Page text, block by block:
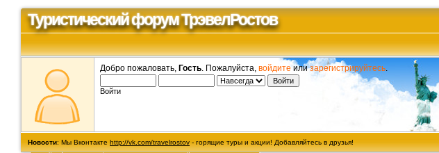
Туристический форум ТрэвелРостов
Добро пожаловать, Гость . Пожалуйста, войдитеилизарегистрируйтесь
Войти
Новости: Мы Вконтакте http://vk.com/travelrostov - горящие туры и акции! Добавляйтесь в друзья!